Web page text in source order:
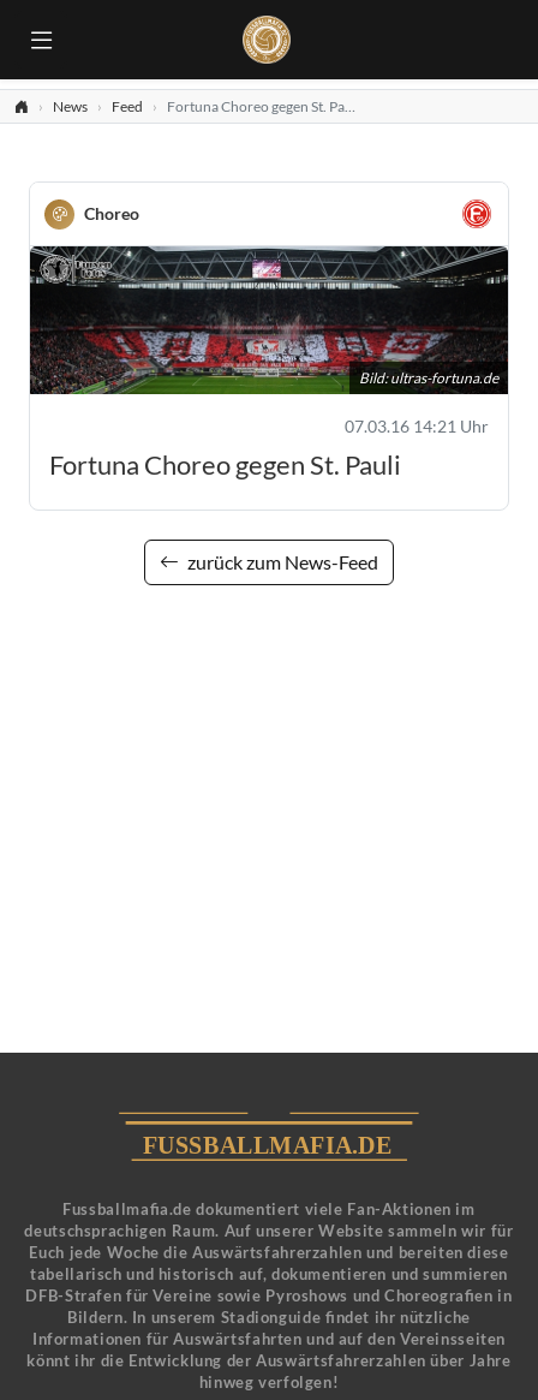
News Feed Fortuna Choreo gegen St. Pauli
Choreo
Bild:ultras-fortuna.de
07.03.16 14:21 Uhr
Fortuna Choreo gegen St. Pauli
zurück zum News-Feed
Fussballmafia.de dokumentiert viele Fan-Aktionen im
deutschsprachigen Raum. Auf unserer Website sammeln wir für
Euch jede Woche die Auswärtsfahrerzahlen und bereiten diese
tabellarisch und historisch auf, dokumentieren und summieren
DFB-Strafen für Vereine sowie Pyroshows und Choreografien in
Bildern. In unserem Stadionguide findet ihr nützliche
Informationen für Auswärtsfahrten und auf den Vereinsseiten
könnt ihr die Entwicklung der Auswärtsfahrerzahlen über Jahre
hinweg verfolgen!